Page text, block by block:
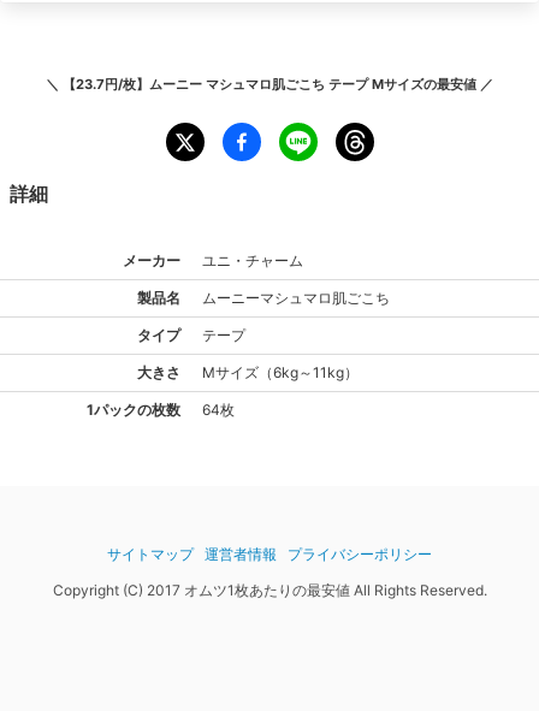
＼ 【23.7円/枚】ムーニー マシュマロ肌ごこち テープ Mサイズの最安値 ／
詳細
メーカー ユニ・チャーム
製品名 ムーニーマシュマロ肌ごこち
タイプ テープ
大きさ Mサイズ （6kg～11kg）
1パックの枚数 64枚
サイトマップ 運営者情報
プライバシーポリシー
Copyright (C) 2017 オムツ1枚あたりの最安値 All Rights Reserved.